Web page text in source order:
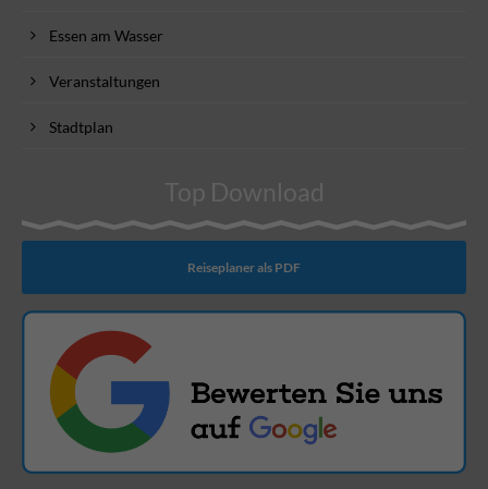
Essen am Wasser
Veranstaltungen
Stadtplan
Top Download
Reiseplaner als PDF